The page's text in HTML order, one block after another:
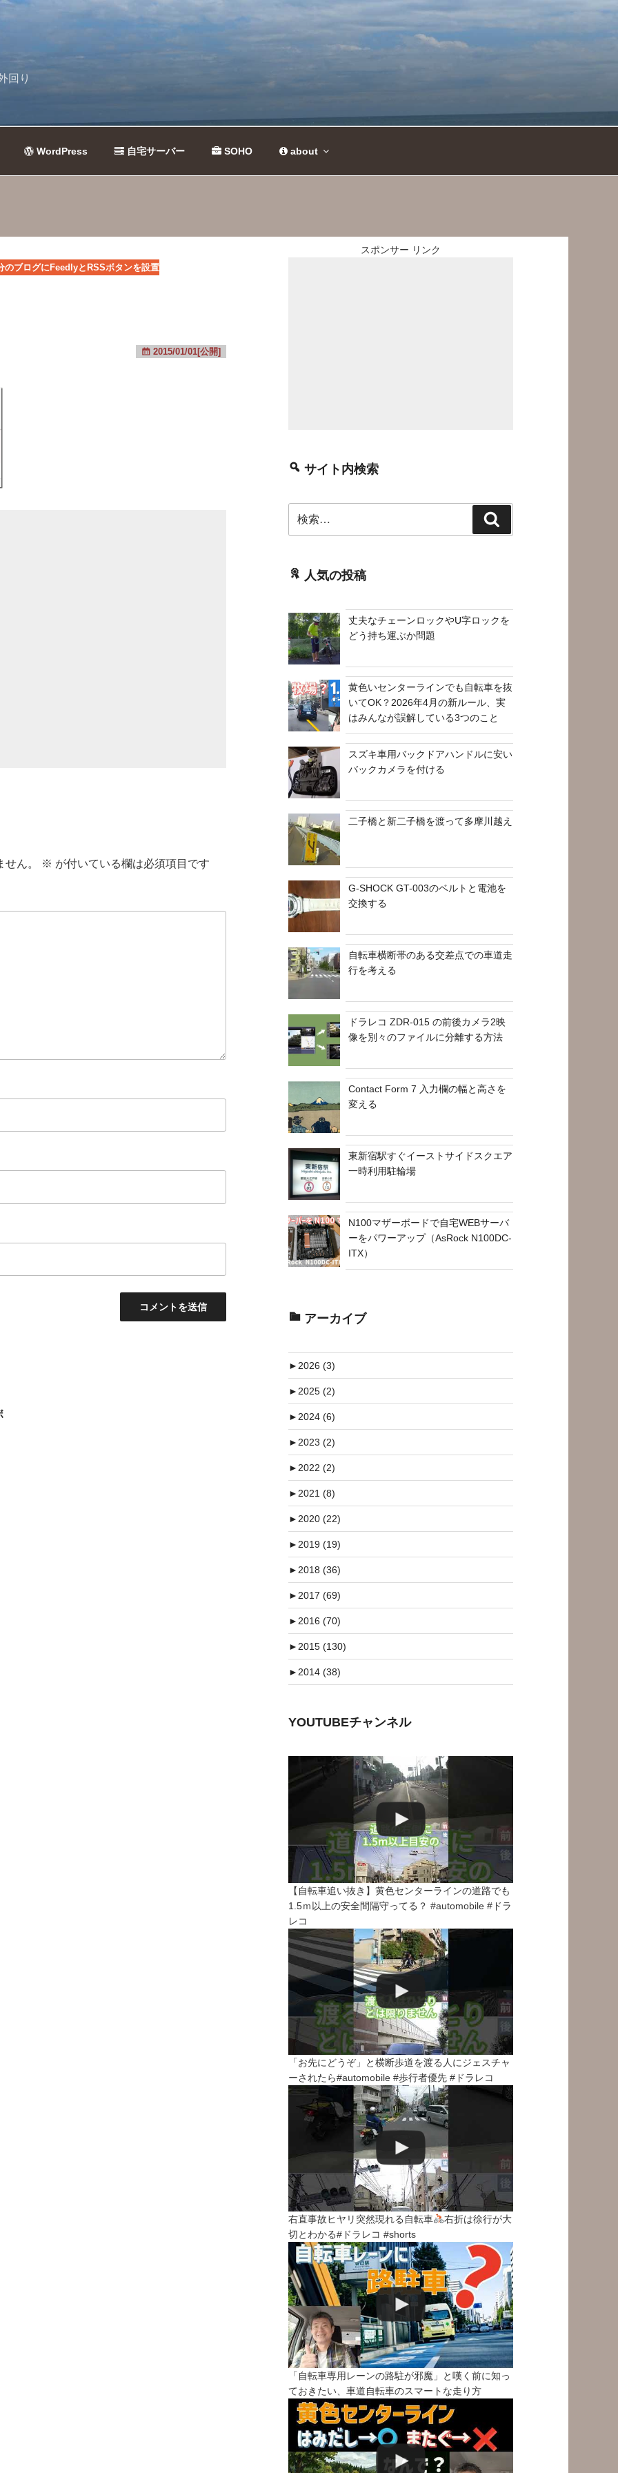
回り
WordPress 自宅サーバー SOHO about
のブログにFeedlyとRSSボタンを設置
2015/01/01[公開]
ん。 ※ が付いている欄は必須項目です
スポンサー リンク
サイト内検索
索:
索
人気の投稿
丈夫なチェーンロックやU字ロックを
どう持ち運ぶか問題
黄色いセンターラインでも自転車を抜
いてOK？2026年4月の新ルール、実
はみんなが誤解している3つのこと
スズキ車用バックドアハンドルに安い
バックカメラを付ける
二子橋と新二子橋を渡って多摩川越え
G-SHOCK GT-003のベルトと電池を
交換する
自転車横断帯のある交差点での車道走
行を考える
ドラレコ ZDR-015 の前後カメラ2映
像を別々のファイルに分離する方法
Contact Form 7 入力欄の幅と高さを
変える
東新宿駅すぐイーストサイドスクエア
一時利用駐輪場
N100マザーボードで自宅WEBサーバ
ーをパワーアップ（AsRock N100DC-
ITX）
アーカイブ
►2026 (3)
►2025 (2)
►2024 (6)
►2023 (2)
►2022 (2)
►2021 (8)
►2020 (22)
►2019 (19)
►2018 (36)
►2017 (69)
►2016 (70)
►2015 (130)
►2014 (38)
YOUTUBEチャンネル
【自転車追い抜き】黄色センターラインの道路でも
1.5ｍ以上の安全間隔守ってる？ #automobile #ドラ
レコ
「お先にどうぞ」と横断歩道を渡る人にジェスチャ
ーされたら#automobile #歩行者優先 #ドラレコ
右直事故ヒヤリ突然現れる自転車
右折は徐行が大
切とわかる#ドラレコ #shorts
「自転車専用レーンの路駐が邪魔」と嘆く前に知っ
ておきたい、車道自転車のスマートな走り方